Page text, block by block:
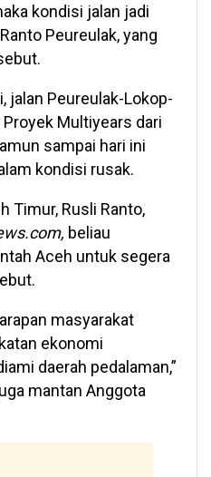
kondisi jalan jadi
Peureulak, yang
jalan Peureulak-Lokop-
Proyek Multiyears dari
sampai hari ini
kondisi rusak.
Timur, Rusli Ranto,
beliau
Aceh untuk segera
masyarakat
ekonomi
daerah pedalaman,”
mantan Anggota